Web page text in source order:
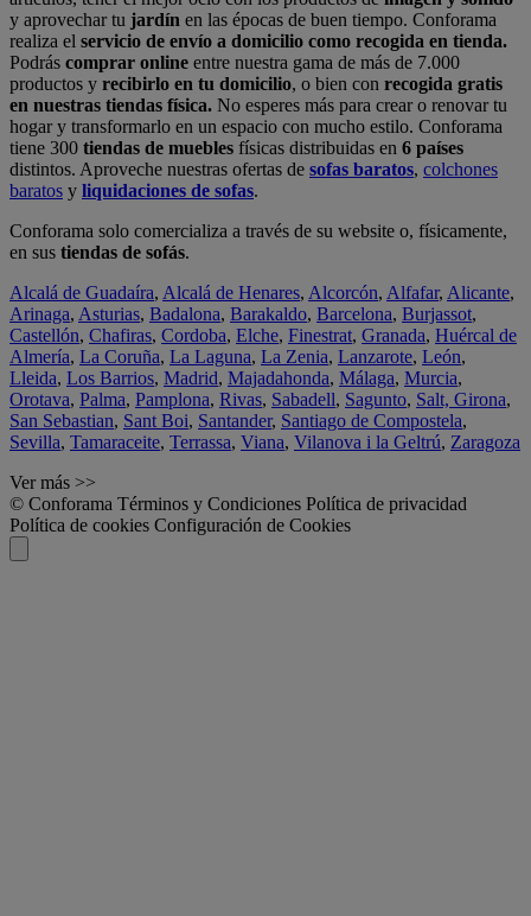
y aprovechar tu jardín en las épocas de buen tiempo. Conforama
realiza el servicio de envío a domicilio como recogida en tienda.
Podrás comprar online entre nuestra gama de más de 7.000
productos y recibirlo en tu domicilio, o bien con recogida gratis
en nuestras tiendas física. No esperes más para crear o renovar tu
hogar y transformarlo en un espacio con mucho estilo. Conforama
tiene 300 tiendas de muebles físicas distribuidas en 6 países
distintos. Aproveche nuestras ofertas de sofas baratos, colchones
baratos y liquidaciones de sofas.
Conforama solo comercializa a través de su website o, físicamente,
en sus tiendas de sofás.
Alcalá de Guadaíra, Alcalá de Henares, Alcorcón, Alfafar, Alicante,
Arinaga, Asturias, Badalona, Barakaldo, Barcelona, Burjassot,
Castellón, Chafiras, Cordoba, Elche, Finestrat, Granada, Huércal de
Almería, La Coruña, La Laguna, La Zenia, Lanzarote, León,
Lleida, Los Barrios, Madrid, Majadahonda, Málaga, Murcia,
Orotava, Palma, Pamplona, Rivas, Sabadell, Sagunto, Salt, Girona,
San Sebastian, Sant Boi, Santander, Santiago de Compostela,
Sevilla, Tamaraceite, Terrassa, Viana, Vilanova i la Geltrú, Zaragoza
Ver más >>
© Conforama Términos y Condiciones Política de privacidad
Política de cookies Configuración de Cookies